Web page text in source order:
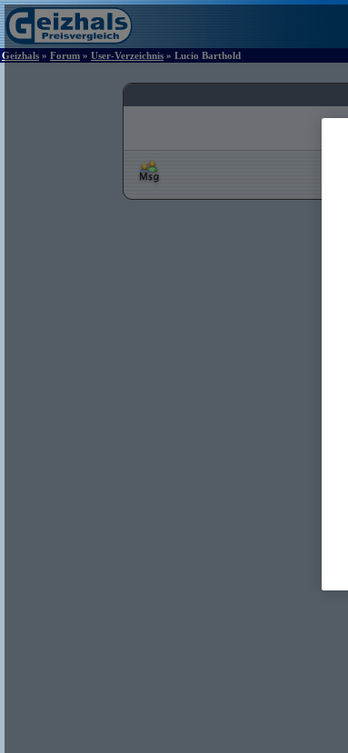
Geizhals » Forum » User-Verzeichnis » Lucio Barthold